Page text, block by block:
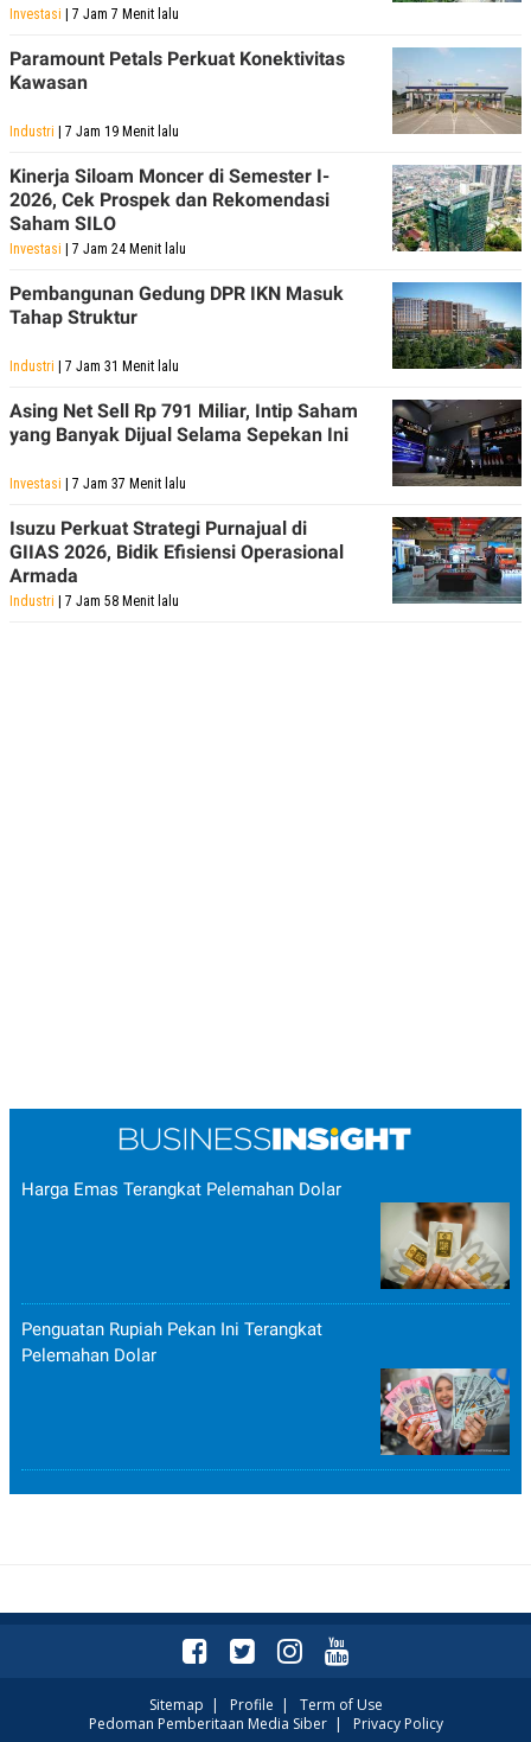
Investasi | 7 Jam 7 Menit lalu
Paramount Petals Perkuat Konektivitas
Kawasan
Industri | 7 Jam 19 Menit lalu
Kinerja Siloam Moncer di Semester I-
2026, Cek Prospek dan Rekomendasi
Saham SILO
Investasi | 7 Jam 24 Menit lalu
Pembangunan Gedung DPR IKN Masuk
Tahap Struktur
Industri | 7 Jam 31 Menit lalu
Asing Net Sell Rp 791 Miliar, Intip Saham
yang Banyak Dijual Selama Sepekan Ini
Investasi | 7 Jam 37 Menit lalu
Isuzu Perkuat Strategi Purnajual di
GIIAS 2026, Bidik Efisiensi Operasional
Armada
Industri | 7 Jam 58 Menit lalu
Harga Emas Terangkat Pelemahan Dolar
Penguatan Rupiah Pekan Ini Terangkat
Pelemahan Dolar
Sitemap | Profile | Term of Use
Pedoman Pemberitaan Media Siber| Privacy Policy